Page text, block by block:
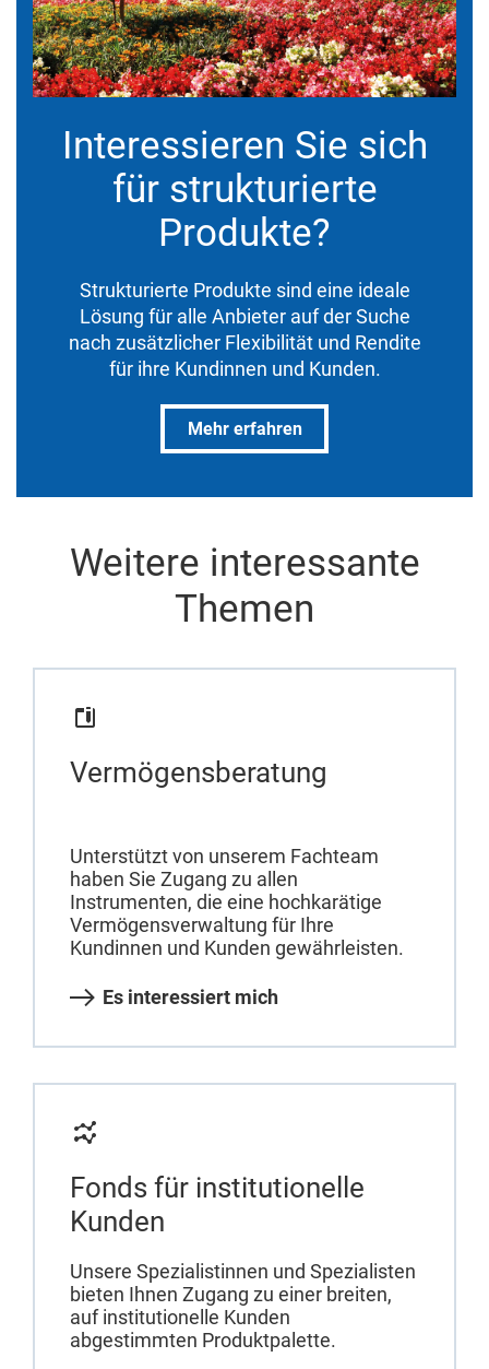
Interessieren Sie sich
für strukturierte
Produkte?
Strukturierte Produkte sind eine ideale
Lösung für alle Anbieter auf der Suche
nach zusätzlicher Flexibilität und Rendite
für ihre Kundinnen und Kunden.
Mehr erfahren
Weitere interessante
Themen
Vermögensberatung
Unterstützt von unserem Fachteam
haben Sie Zugang zu allen
Instrumenten, die eine hochkarätige
Vermögensverwaltung für Ihre
Kundinnen und Kunden gewährleisten.
Es interessiert mich
Fonds für institutionelle
Kunden
Unsere Spezialistinnen und Spezialisten
bieten Ihnen Zugang zu einer breiten,
auf institutionelle Kunden
abgestimmten Produktpalette.